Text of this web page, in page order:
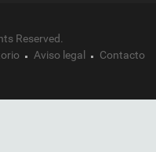
Reserved.
Aviso legal Contacto